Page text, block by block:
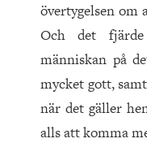
övertygelsen
Och det
människan på
mycket gott,
när det gäller
alls att komma